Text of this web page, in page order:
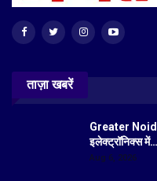
ताज़ा खबरें
Greater
इलेक्ट्रॉनिक्स में…
Aug 6, 2026